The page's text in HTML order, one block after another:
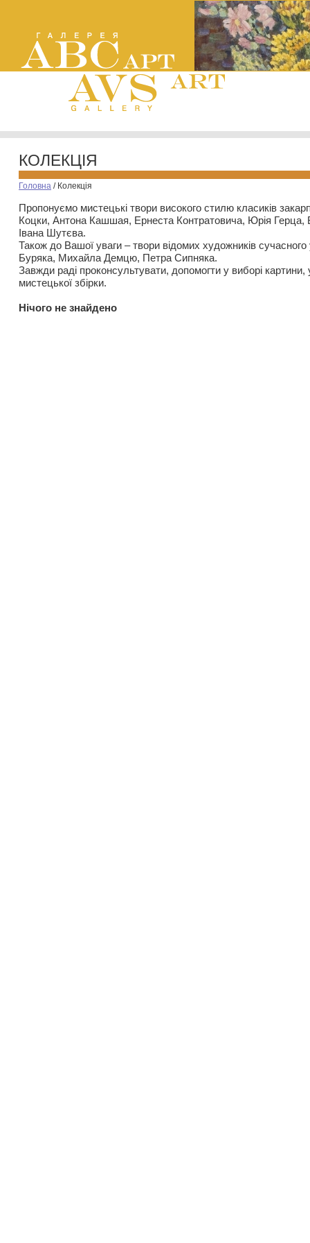
КОЛЕКЦІЯ
Головна / Колекція
Пропонуємо мистецькі твори високого стилю класиків
Коцки, Антона Кашшая, Ернеста Контратовича, Юрія
Івана Шутєва.
Також до Вашої уваги – твори відомих художників
Буряка, Михайла Демцю, Петра Сипняка.
Завжди раді проконсультувати, допомогти у виборі картини,
мистецької збірки.
Нiчого не знайдено